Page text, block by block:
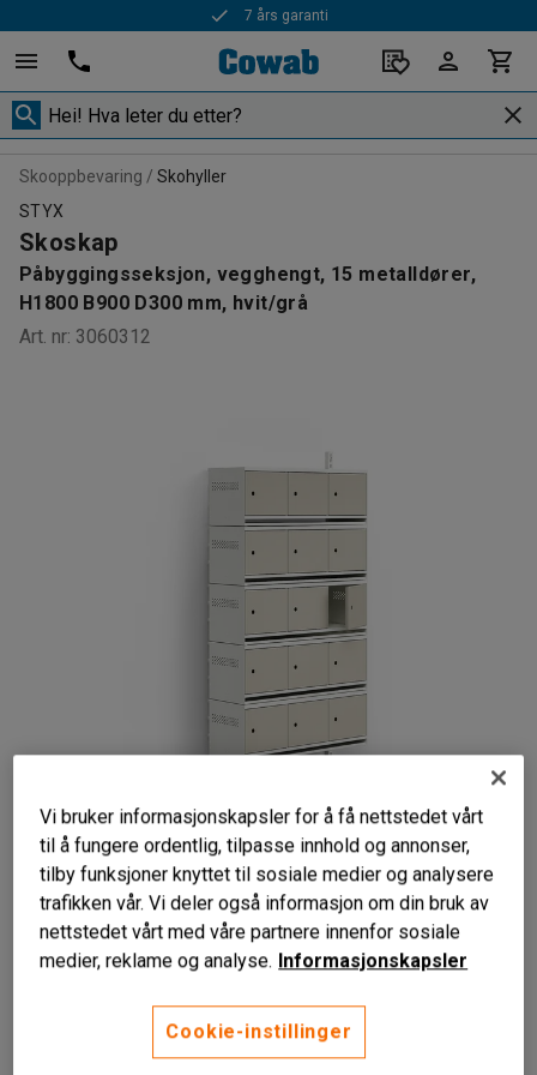
7 års garanti
Rask levering
Skooppbevaring
Skohyller
STYX
Skoskap
Påbyggingsseksjon, vegghengt, 15 metalldører,
H1800 B900 D300 mm, hvit/grå
Art. nr: 3060312
Liknende produkter
Plassbesparende skooppbevaring
Låsbare luker i metall
Vi bruker informasjonskapsler for å få nettstedet vårt
til å fungere ordentlig, tilpasse innhold og annonser,
tilby funksjoner knyttet til sosiale medier og analysere
trafikken vår. Vi deler også informasjon om din bruk av
nettstedet vårt med våre partnere innenfor sosiale
medier, reklame og analyse. Informasjonskapsler
Cookie-instillinger